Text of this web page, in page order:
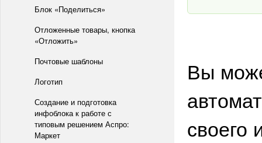
Блок «Поделиться»
Отложенные товары, кнопка
«Отложить»
Почтовые шаблоны
Логотип
Создание и подготовка
инфоблока к работе с
типовым решением Аспро:
Маркет
Вы
своего